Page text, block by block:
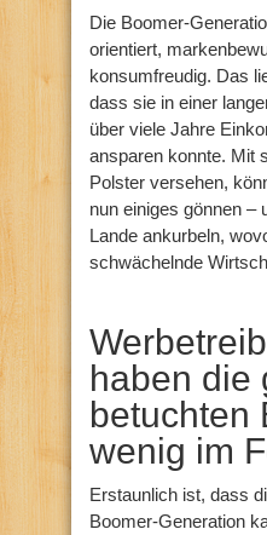
Die Boomer-
orientiert,
konsumfreudig. Das
dass sie in einer
über viele Jahre
ansparen konnte. Mit
Polster versehen,
nun einiges gönnen –
Lande ankurbeln,
schwächelnde
haben die
betuchten
wenig im
Erstaunlich ist, dass
Boomer-Generation